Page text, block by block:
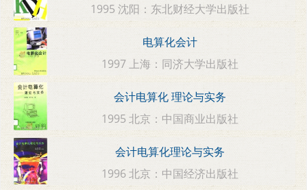
1995 沈阳：东北财经大学出版社
电算化会计
1997 上海：同济大学出版社
会计电算化 理论与实务
1995 北京：中国商业出版社
会计电算化理论与实务
1996 北京：中国经济出版社